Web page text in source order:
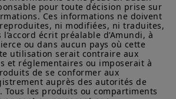
:l'inflation globale
en moyenne à 3,3 %
puis diminuer autour de 2,4
Nous maintenons une
pour toute décision prise sur
Ces informations ne doivent
ni modifiées, ni traduites,
écrit préalable d’Amundi, à
ou dans aucun pays où cette
utilisation serait contraire aux
et réglementaires ou imposerait à
de se conformer aux
auprès des autorités de
Tous les produits ou compartiments